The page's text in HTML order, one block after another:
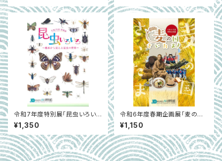
令和7年度特別展「昆虫いろいろ
～標本から見える昆虫の世界
～」
¥1,350
令和6年度春期企画展「麦の国
さいたま」展示解説書
¥1,150